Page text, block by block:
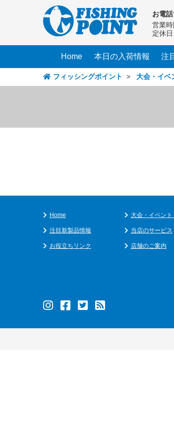
キ
お電
営業
定休
Home 本日の入荷情報 注
フィッシングポイント >大会・イベ
Home 大会・イベン
注目新製品情報 当店のサービス
お役立ちリンク 店舗のご案内